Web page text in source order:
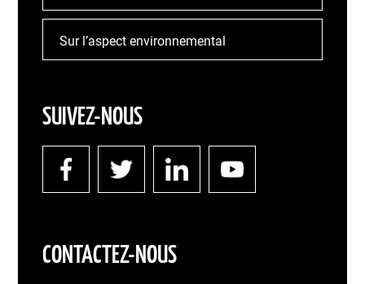
Sur l’aspect environnemental
SUIVEZ-NOUS
CONTACTEZ-NOUS